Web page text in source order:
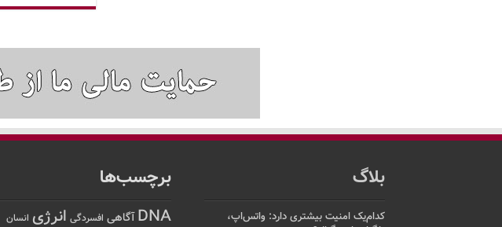
بلاگ
کدام‌یک امنیت بیشتری دارد: واتس‌اپ،
برچسب‌ها
DNA آگاهی افسردگی انرژی انسان